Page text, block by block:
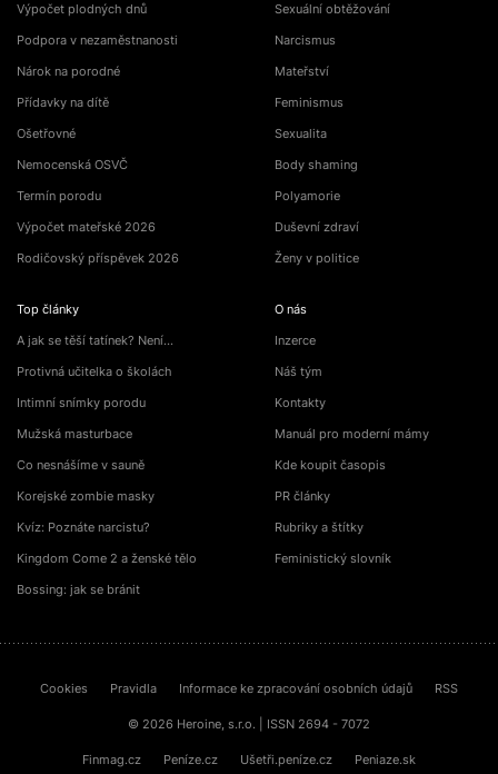
Výpočet plodných dnů
Podpora v nezaměstnanosti
Nárok na porodné
Přídavky na dítě
Ošetřovné
Nemocenská OSVČ
Termín porodu
Výpočet mateřské 2026
Rodičovský příspěvek 2026
Top články
A jak se těší tatínek? Není…
Protivná učitelka o školách
Intimní snímky porodu
Mužská masturbace
Co nesnášíme v sauně
Korejské zombie masky
Kvíz: Poznáte narcistu?
Kingdom Come 2 a ženské tělo
Bossing: jak se bránit
Sexuální obtěžování
Narcismus
Mateřství
Feminismus
Sexualita
Body shaming
Polyamorie
Duševní zdraví
Ženy v politice
O nás
Inzerce
Náš tým
Kontakty
Manuál pro moderní mámy
Kde koupit časopis
PR články
Rubriky a štítky
Feministický slovník
Cookies Pravidla Informace ke zpracování osobních údajů RSS
© 2026 Heroine, s.r.o. | ISSN 2694 - 7072
Finmag.cz Peníze.cz Ušetři.peníze.cz Peniaze.sk